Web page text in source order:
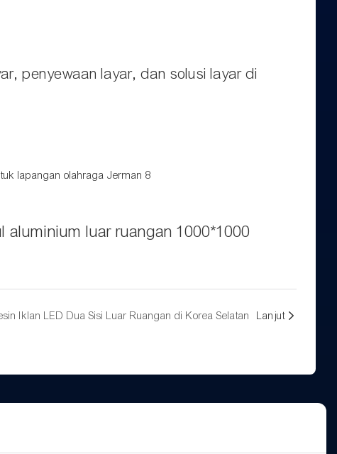
penyewaan layar, dan solusi layar di
aluminium luar ruangan 1000*1000
Iklan LED Dua Sisi Luar Ruangan di Korea Selatan Lanjut